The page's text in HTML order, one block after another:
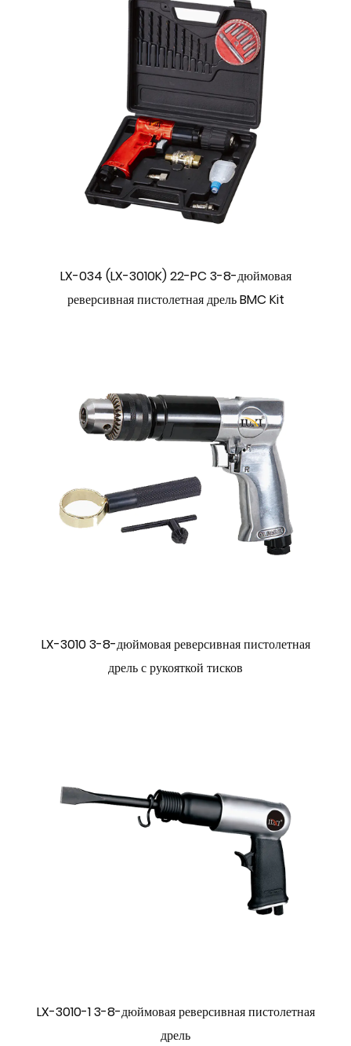
LX-034 (LX-3010K) 22-PC 3-8-дюймовая
реверсивная пистолетная дрель BMC Kit
LX-3010 3-8-дюймовая реверсивная пистолетная
дрель с рукояткой тисков
LX-3010-1 3-8-дюймовая реверсивная пистолетная
дрель